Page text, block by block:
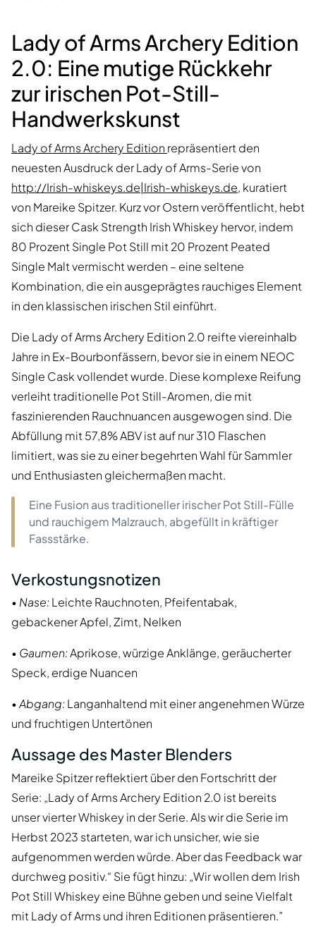
Lady of Arms Archery Edition
2.0: Eine mutige Rückkehr
zur irischen Pot-Still-
Handwerkskunst
Lady of Arms Archery Edition repräsentiert den
neuesten Ausdruck der Lady of Arms-Serie von
http://Irish-whiskeys.de|Irish-whiskeys.de, kuratiert
von Mareike Spitzer. Kurz vor Ostern veröffentlicht, hebt
sich dieser Cask Strength Irish Whiskey hervor, indem
80 Prozent Single Pot Still mit 20 Prozent Peated
Single Malt vermischt werden – eine seltene
Kombination, die ein ausgeprägtes rauchiges Element
in den klassischen irischen Stil einführt.
Die Lady of Arms Archery Edition 2.0 reifte viereinhalb
Jahre in Ex-Bourbonfässern, bevor sie in einem NEOC
Single Cask vollendet wurde. Diese komplexe Reifung
verleiht traditionelle Pot Still-Aromen, die mit
faszinierenden Rauchnuancen ausgewogen sind. Die
Abfüllung mit 57,8% ABV ist auf nur 310 Flaschen
limitiert, was sie zu einer begehrten Wahl für Sammler
und Enthusiasten gleichermaßen macht.
Eine Fusion aus traditioneller irischer Pot Still-Fülle
und rauchigem Malzrauch, abgefüllt in kräftiger
Fassstärke.
Verkostungsnotizen
• Nase:Leichte Rauchnoten, Pfeifentabak,
gebackener Apfel, Zimt, Nelken
• Gaumen:Aprikose, würzige Anklänge, geräucherter
Speck, erdige Nuancen
•Abgang:Langanhaltend mit einer angenehmen Würze
und fruchtigen Untertönen
Aussage des Master Blenders
Mareike Spitzer reflektiert über den Fortschritt der
Serie: „Lady of Arms Archery Edition 2.0 ist bereits
unser vierter Whiskey in der Serie. Als wir die Serie im
Herbst 2023 starteten, war ich unsicher, wie sie
aufgenommen werden würde. Aber das Feedback war
durchweg positiv.“ Sie fügt hinzu: „Wir wollen dem Irish
Pot Still Whiskey eine Bühne geben und seine Vielfalt
mit Lady of Arms und ihren Editionen präsentieren.”